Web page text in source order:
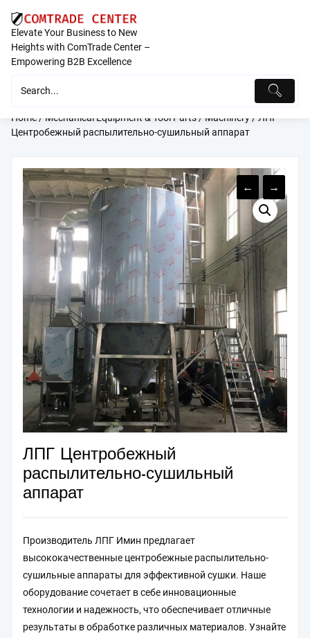
content
Elevate Your Business to New
Heights with ComTrade Center –
Empowering B2B Excellence
Home/Mechanical Equipment & Tool Parts/Machinery/ ЛПГ
Центробежный распылительно-сушильный аппарат
← →
ЛПГ Центробежный
распылительно-сушильный
аппарат
Производитель ЛПГ Имин предлагает
высококачественные центробежные распылительно-
сушильные аппараты для эффективной сушки. Наше
оборудование сочетает в себе инновационные
технологии и надежность, что обеспечивает отличные
результаты в обработке различных материалов. Узнайте